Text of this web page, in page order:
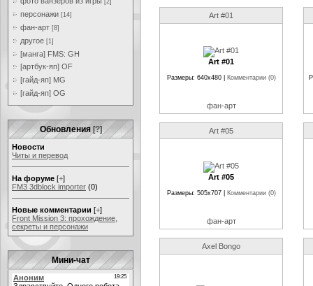
[2]
персонажи [14]
фан-арт [8]
другое [1]
[манга] FMS: GH
[артбук-яп] OF
[гайд-яп] MG
[гайд-яп] OG
Обновления [?]
Новости
Читы и перевод
На форуме [+]
FM3 3dblock importer (0)
Новые комментарии [+]
Front Mission 3: прохождение,
секреты и персонажи
Мини-чат
Art #01
Art #01
Размеры: 640x480 | Комментарии (0)
фан-арт
Art #05
Art #05
Размеры: 505x707 | Комментарии (0)
фан-арт
Axel Bongo